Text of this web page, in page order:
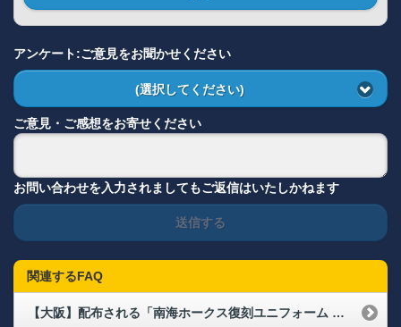
アンケート:ご意見をお聞かせください
(選択してください)
ご意見・ご感想をお寄せください
お問い合わせを入力されましてもご返信はいたしかねます
送信する
関連するFAQ
【大阪】配布される「南海ホークス復刻ユニフォーム 1959 -’68（レプリカ）」のサイズは何がありますか。